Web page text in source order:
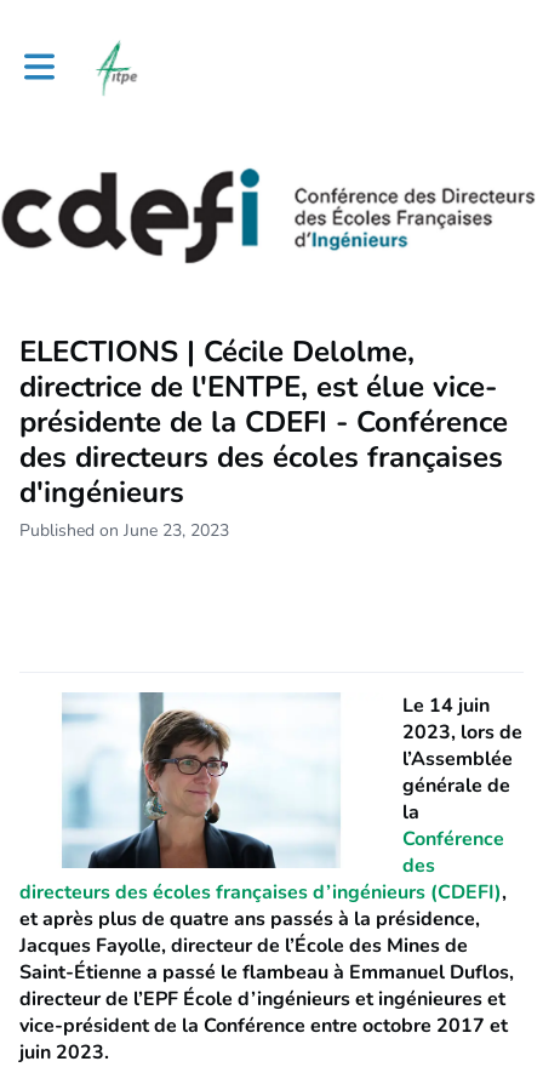
Toggle main navigation
ELECTIONS | Cécile Delolme,
directrice de l'ENTPE, est élue vice-
présidente de la CDEFI - Conférence
des directeurs des écoles françaises
d'ingénieurs
Published on June 23, 2023
Le 14 juin
2023, lors de
l’Assemblée
générale de
la
Conférence
des
directeurs des écoles françaises d’ingénieurs (CDEFI),
et après plus de quatre ans passés à la présidence,
Jacques Fayolle, directeur de l’École des Mines de
Saint-Étienne a passé le flambeau à Emmanuel Duflos,
directeur de l’EPF École d’ingénieurs et ingénieures et
vice-président de la Conférence entre octobre 2017 et
juin 2023.